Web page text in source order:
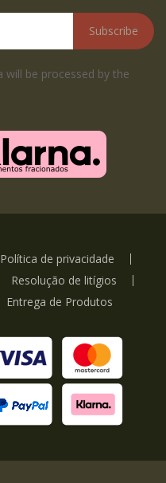
Subscribe
will be processed by the
Política de privacidade
Resolução de litígios
Entrega de Produtos